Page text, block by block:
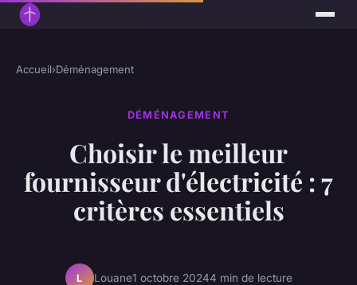
Accueil›Déménagement
DÉMÉNAGEMENT
Choisir le meilleur
fournisseur d'électricité : 7
critères essentiels
L Louane1 octobre 20244 min de lecture